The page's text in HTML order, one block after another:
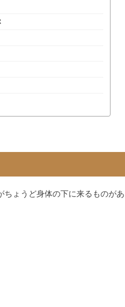
ょうど身体の下に来るものがあ